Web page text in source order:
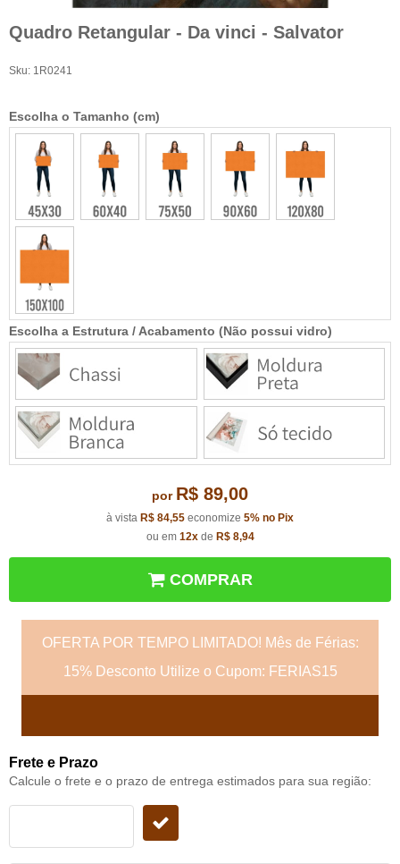
Quadro Retangular - Da vinci - Salvator
Sku: 1R0241
Escolha a Estrutura / Acabamento (Não possui vidro)
Escolha o Tamanho (cm)
por R$ 89,00
à vista R$ 84,55 economize 5% no Pix
ou em 12xde R$ 8,94
COMPRAR
OFERTA POR TEMPO LIMITADO! Mês de Férias:
15% Desconto Utilize o Cupom: FERIAS15
Frete e Prazo
Calcule o frete e o prazo de entrega estimados para sua região: